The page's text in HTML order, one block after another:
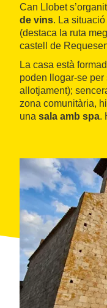
Can Llobet
de vins. La
(destaca la ruta
castell de
La casa està
poden llogar-se
allotjament);
zona comunitària,
una sala amb spa.